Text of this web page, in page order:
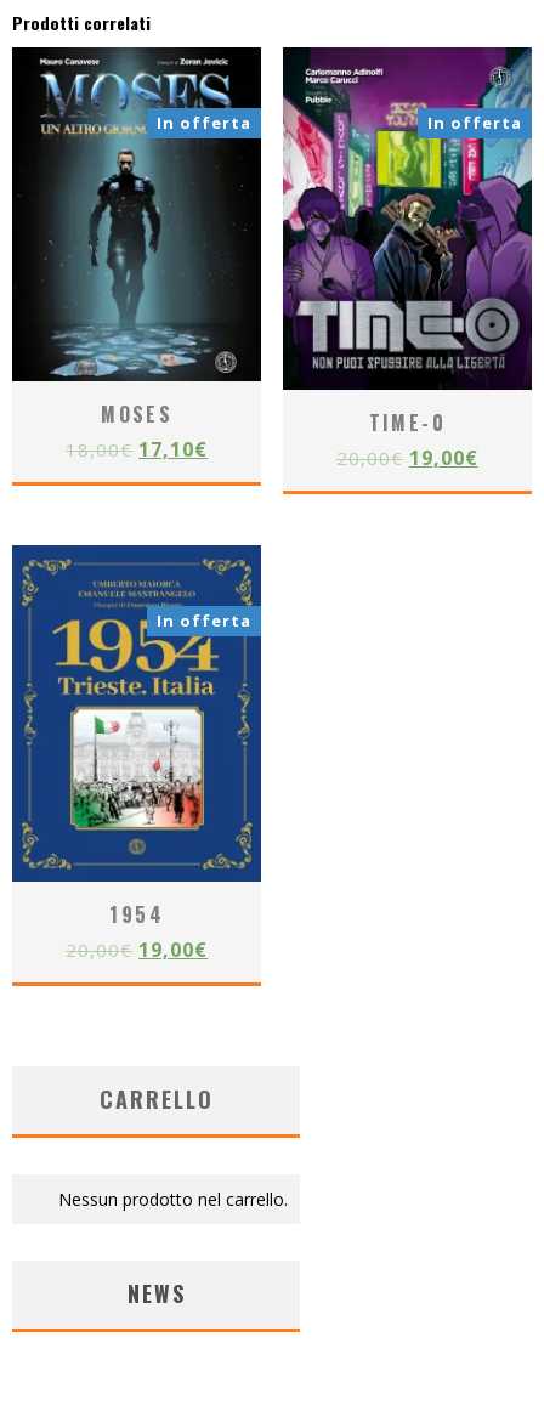
Prodotti correlati
In offerta
MOSES
18,00€ 17,10€
In offerta
TIME-0
20,00€ 19,00€
In offerta
1954
20,00€ 19,00€
CARRELLO
Nessun prodotto nel carrello.
NEWS